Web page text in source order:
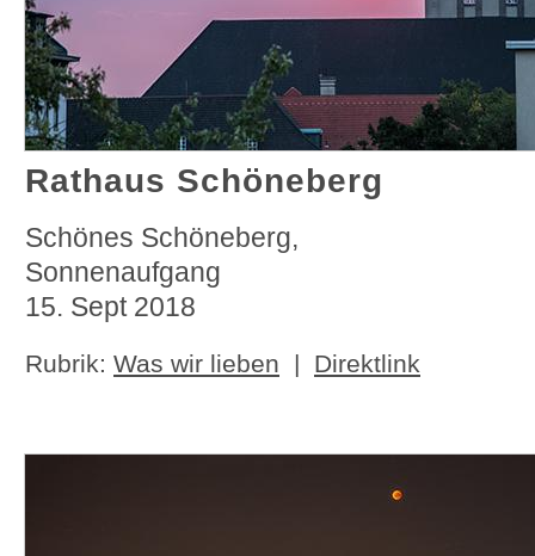
Rathaus Schöneberg
Schönes Schöneberg,
Sonnenaufgang
15. Sept 2018
Rubrik: Was wir lieben | Direktlink